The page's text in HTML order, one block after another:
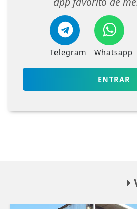
Telegram Whatsapp
ENTRAR